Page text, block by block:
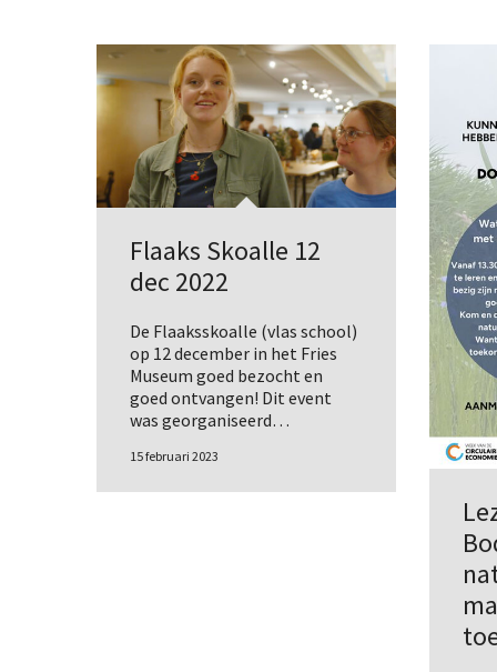
Flaaks Skoalle 12
dec 2022
De Flaaksskoalle (vlas school)
op 12 december in het Fries
Museum goed bezocht en
goed ontvangen! Dit event
was georganiseerd…
15 februari 2023